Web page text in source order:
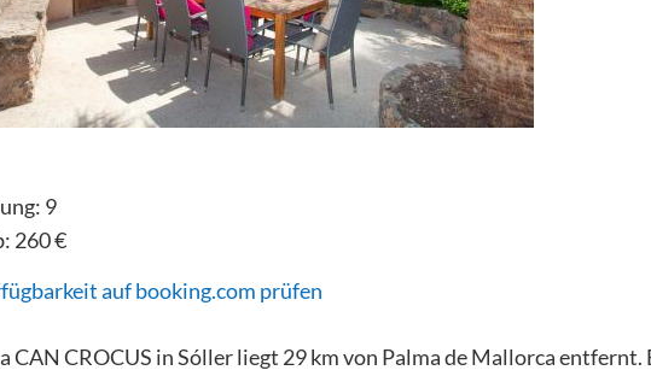
9
260€
auf booking.com prüfen
CAN CROCUS in Sóller liegt 29 km von Palma de Mallorca entfernt.